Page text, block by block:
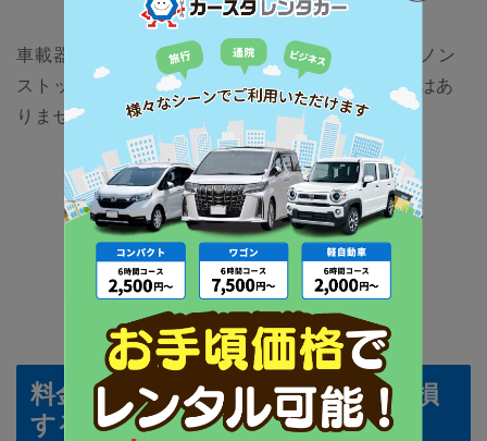
車載器を搭載することによってETC専用レーンをノン
ストップで通れるので、料金所で煩わされることはあ
りません。
レンタカーを
予約する
都道府県から店舗を予約
料金と気の緩みから生じる事故が損
するポイント